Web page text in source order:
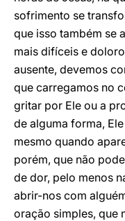
sofrimento se
que isso também se
mais difíceis e
ausente, devemos
que carregamos no
gritar por Ele ou a
de alguma forma,
mesmo quando
porém, que não
de dor, pelo menos
abrir-nos com
oração simples, que